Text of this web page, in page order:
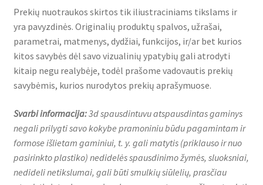
Prekių nuotraukos skirtos tik iliustraciniams tikslams ir
yra pavyzdinės. Originalių produktų spalvos, užrašai,
parametrai, matmenys, dydžiai, funkcijos, ir/ar bet kurios
kitos savybės dėl savo vizualinių ypatybių gali atrodyti
kitaip negu realybėje, todėl prašome vadovautis prekių
savybėmis, kurios nurodytos prekių aprašymuose.
Svarbi informacija:3d spausdintuvu atspausdintas gaminys
negali prilygti savo kokybe pramoniniu būdu pagamintam ir
formose išlietam gaminiui, t. y. gali matytis (priklauso ir nuo
pasirinkto plastiko) nedidelės spausdinimo žymės, sluoksniai,
nedideli netikslumai, gali būti smulkių siūlelių, prasčiau